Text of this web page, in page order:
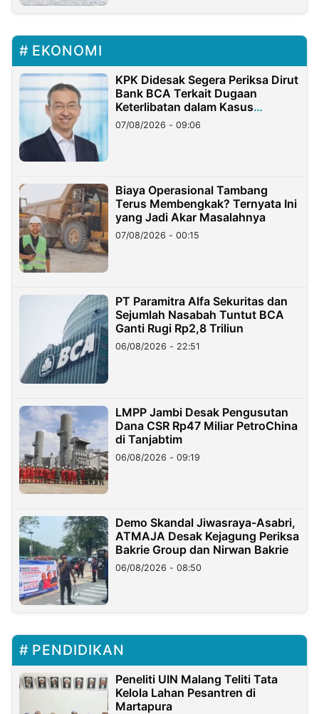
EKONOMI
KPK Didesak Segera Periksa Dirut
Bank BCA Terkait Dugaan
Keterlibatan dalam Kasus
Hilangnya Dana Nasabah Rp2,58
Miliar
07/08/2026 - 09:06
Biaya Operasional Tambang
Terus Membengkak? Ternyata Ini
yang Jadi Akar Masalahnya
07/08/2026 - 00:15
PT Paramitra Alfa Sekuritas dan
Sejumlah Nasabah Tuntut BCA
Ganti Rugi Rp2,8 Triliun
06/08/2026 - 22:51
LMPP Jambi Desak Pengusutan
Dana CSR Rp47 Miliar PetroChina
di Tanjabtim
06/08/2026 - 09:19
Demo Skandal Jiwasraya-Asabri,
ATMAJA Desak Kejagung Periksa
Bakrie Group dan Nirwan Bakrie
06/08/2026 - 08:50
PENDIDIKAN
Peneliti UIN Malang Teliti Tata
Kelola Lahan Pesantren di
Martapura